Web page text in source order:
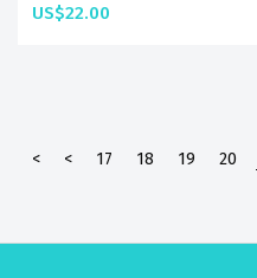
US$22.00
<
< 17 18 19 20